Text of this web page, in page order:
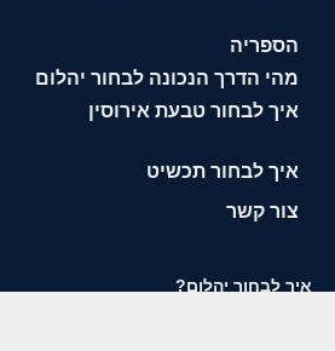
הספריה
מהי הדרך הנכונה לבחור יהלום
איך לבחור טבעת אירוסין
איך לבחור תכשיט
צור קשר
איך לבחור יהלום?